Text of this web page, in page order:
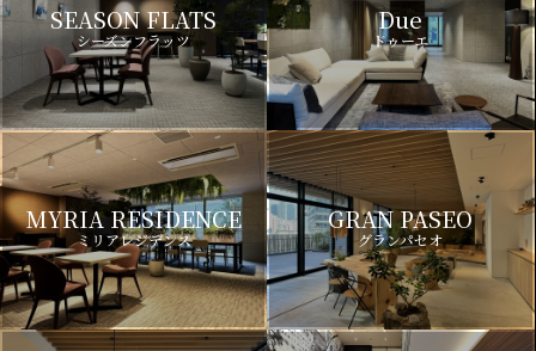
SEASON FLATS
シーズンフラッツ
Due
ドゥーエ
MYRIA RESIDENCE
ミリアレジデンス
GRAN PASEO
グランパセオ